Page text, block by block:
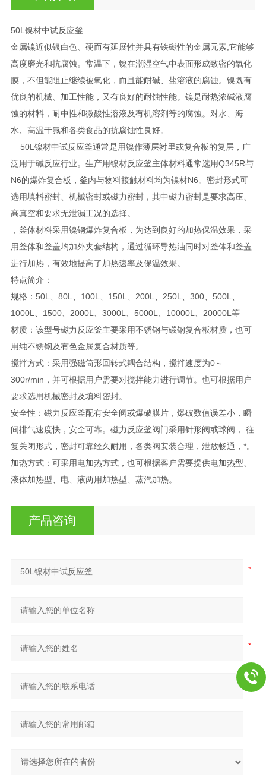
50L镍材中试反应釜
金属镍近似银白色、硬而有延展性并具有铁磁性的金属元素,它能够
高度磨光和抗腐蚀。常温下，镍在潮湿空气中表面形成致密的氧化
膜，不但能阻止继续被氧化，而且能耐碱、盐溶液的腐蚀。镍既有
优良的机械、加工性能，又有良好的耐蚀性能。镍是耐热浓碱液腐
蚀的材料，耐中性和微酸性溶液及有机溶剂等的腐蚀。对水、海
水、高温干氟和各类食品的抗腐蚀性良好。
50L镍材中试反应釜通常是用镍作薄层衬里或复合板的复层，广
泛用于碱反应行业。生产用镍材反应釜主体材料通常选用Q345R与
N6的爆炸复合板，釜内与物料接触材料均为镍材N6。密封形式可
选用填料密封、机械密封或磁力密封，其中磁力密封是要求高压、
高真空和要求无泄漏工况的选择。
，釜体材料采用镍钢爆炸复合板，为达到良好的加热保温效果，采
用釜体和釜盖均加外夹套结构，通过循环导热油同时对釜体和釜盖
进行加热，有效地提高了加热速率及保温效果。
特点简介：
规格：50L、80L、100L、150L、200L、250L、300、500L、
1000L、1500、2000L、3000L、5000L、10000L、20000L等
材质：该型号磁力反应釜主要采用不锈钢与碳钢复合板材质，也可
用纯不锈钢及有色金属复合材质等。
搅拌方式：采用强磁筒形回转式耦合结构，搅拌速度为0～
300r/min，并可根据用户需要对搅拌能力进行调节。也可根据用户
要求选用机械密封及填料密封。
安全性：磁力反应釜配有安全阀或爆破膜片，爆破数值误差小，瞬
间排气速度快，安全可靠。磁力反应釜阀门采用针形阀或球阀， 往
复关闭形式，密封可靠经久耐用，各类阀安装合理，泄放畅通，*。
加热方式：可采用电加热方式，也可根据客户需要提供电加热型、
液体加热型、电、液两用加热型、蒸汽加热。
产品咨询